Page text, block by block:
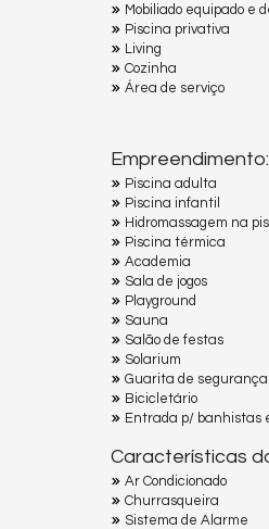
Mobiliado equipado e
Piscina privativa
Living
Cozinha
Área de serviço
Empreendimento:
Piscina adulta
Piscina infantil
Hidromassagem na
Piscina térmica
Academia
Sala de jogos
Playground
Sauna
Salão de festas
Solarium
Guarita de segurança
Bicicletário
Entrada p/ banhistas
Características
Ar Condicionado
Churrasqueira
Sistema de Alarme